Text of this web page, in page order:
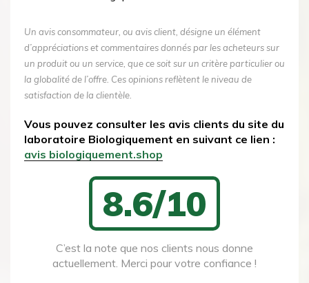
Un avis consommateur, ou avis client, désigne un élément
d’appréciations et commentaires donnés par les acheteurs sur
un produit ou un service, que ce soit sur un critère particulier ou
la globalité de l’offre. Ces opinions reflètent le niveau de
satisfaction de la clientèle.
Vous pouvez consulter les avis clients du site du
laboratoire Biologiquement en suivant ce lien :
avis biologiquement.shop
8.6/10
C’est la note que nos clients nous donne
actuellement. Merci pour votre confiance !